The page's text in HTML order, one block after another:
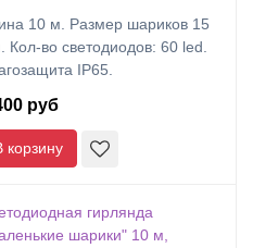
10 м. Размер шариков 15
Кол-во светодиодов: 60 led.
IP65.
руб
корзину
гирлянда
шарики" 10 м,